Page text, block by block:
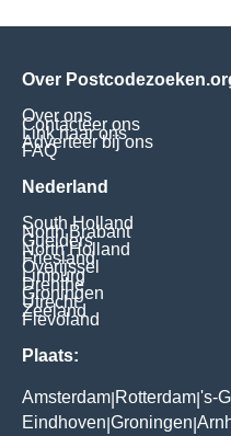
Over
Over ons
Contacteer ons
Link naar ons
Adverteer bij ons
FAQ
Nederland
South Holland
North Brabant
Guelders
North Holland
Friesland
Overijssel
Limburg
Drenthe
Groningen
Utrecht
Zeeland
Flevoland
Plaats:
Amsterdam Rotterdam 's-
Eindhoven Groningen